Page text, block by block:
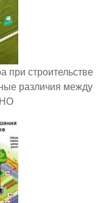
при строительстве
различия между